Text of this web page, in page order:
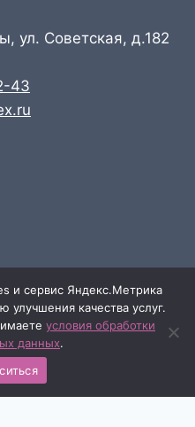
ул. Советская, д.182
43
и сервис Яндекс.Метрика
улучшения качества услуг.
условия обработки
данных.